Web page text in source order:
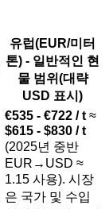
유럽(EUR/미터
톤) - 일반적인 현
물 범위(대략
USD 표시)
€535 - €722 / t ≈
$615 - $830 / t
(2025년 중반
EUR→USD ≈
1.15 사용). 시장
은 국가 및 수입